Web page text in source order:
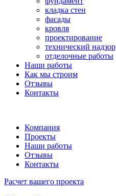
кладка стен
фасады
кровля
проектирование
технический надзор
отделочные работы
Наши работы
Как мы строим
Отзывы
Контакты
Компания
Проекты
Наши работы
Отзывы
Контакты
Расчет вашего проекта